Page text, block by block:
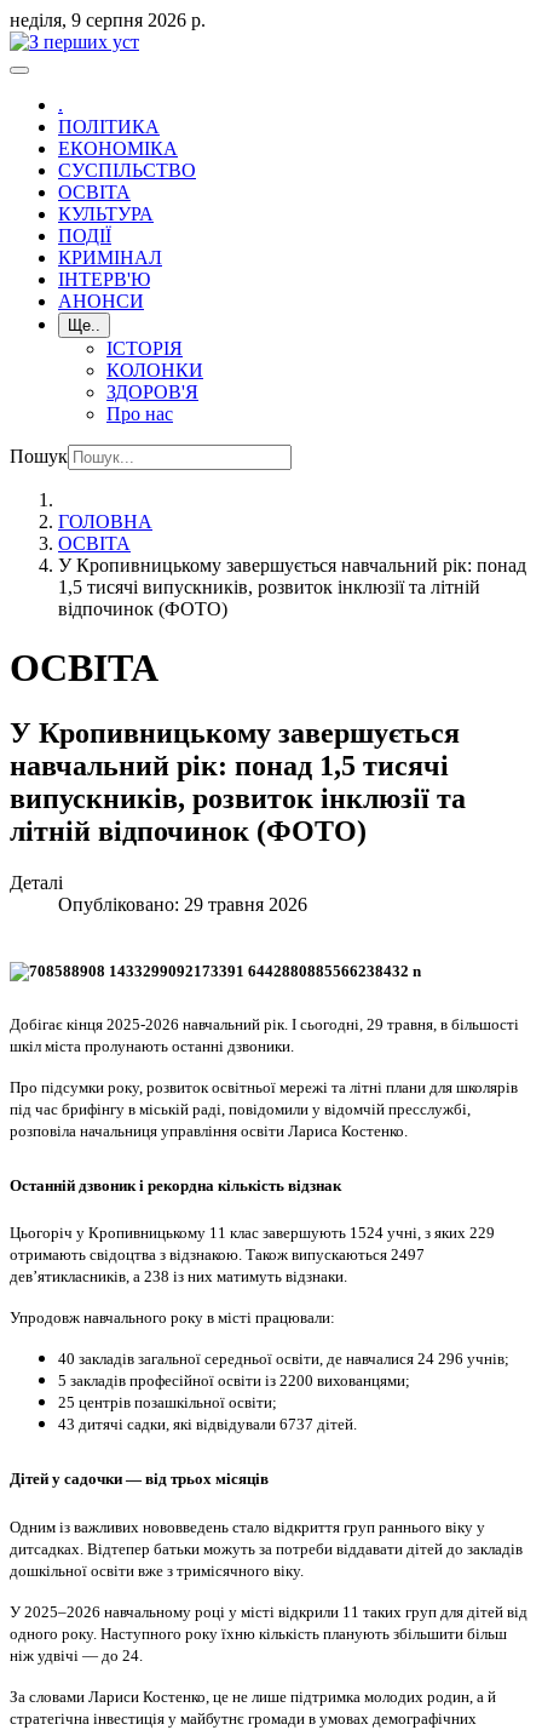
неділя, 9 серпня 2026 р.
.
ПОЛІТИКА
ЕКОНОМІКА
СУСПІЛЬСТВО
ОСВІТА
КУЛЬТУРА
ПОДІЇ
КРИМІНАЛ
ІНТЕРВ'Ю
АНОНСИ
Ще..
ІСТОРІЯ
КОЛОНКИ
ЗДОРОВ'Я
Про нас
Пошук
ГОЛОВНА
ОСВІТА
У Кропивницькому завершується навчальний рік: понад
1,5 тисячі випускників, розвиток інклюзії та літній
відпочинок (ФОТО)
ОСВІТА
У Кропивницькому завершується
навчальний рік: понад 1,5 тисячі
випускників, розвиток інклюзії та
літній відпочинок (ФОТО)
Деталі
Опубліковано: 29 травня 2026
Добігає кінця 2025-2026 навчальний рік. І сьогодні, 29 травня, в більшості
шкіл міста пролунають останні дзвоники.
Про підсумки року, розвиток освітньої мережі та літні плани для школярів
під час брифінгу в міській раді, повідомили у відомчій пресслужбі,
розповіла начальниця управління освіти Лариса Костенко.
Останній дзвоник і рекордна кількість відзнак
Цьогоріч у Кропивницькому 11 клас завершують 1524 учні, з яких 229
отримають свідоцтва з відзнакою. Також випускаються 2497
дев’ятикласників, а 238 із них матимуть відзнаки.
Упродовж навчального року в місті працювали:
40 закладів загальної середньої освіти, де навчалися 24 296 учнів;
5 закладів професійної освіти із 2200 вихованцями;
25 центрів позашкільної освіти;
43 дитячі садки, які відвідували 6737 дітей.
Дітей у садочки — від трьох місяців
Одним із важливих нововведень стало відкриття груп раннього віку у
дитсадках. Відтепер батьки можуть за потреби віддавати дітей до закладів
дошкільної освіти вже з тримісячного віку.
У 2025–2026 навчальному році у місті відкрили 11 таких груп для дітей від
одного року. Наступного року їхню кількість планують збільшити більш
ніж удвічі — до 24.
За словами Лариси Костенко, це не лише підтримка молодих родин, а й
стратегічна інвестиція у майбутнє громади в умовах демографічних